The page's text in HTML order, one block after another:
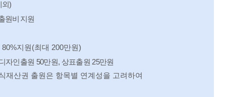
)
원비 지원
80%지원 (최대 200만원)
자인출원 50만원, 상표출원 25만원
재산권 출원은 항목별 연계성을 고려하여